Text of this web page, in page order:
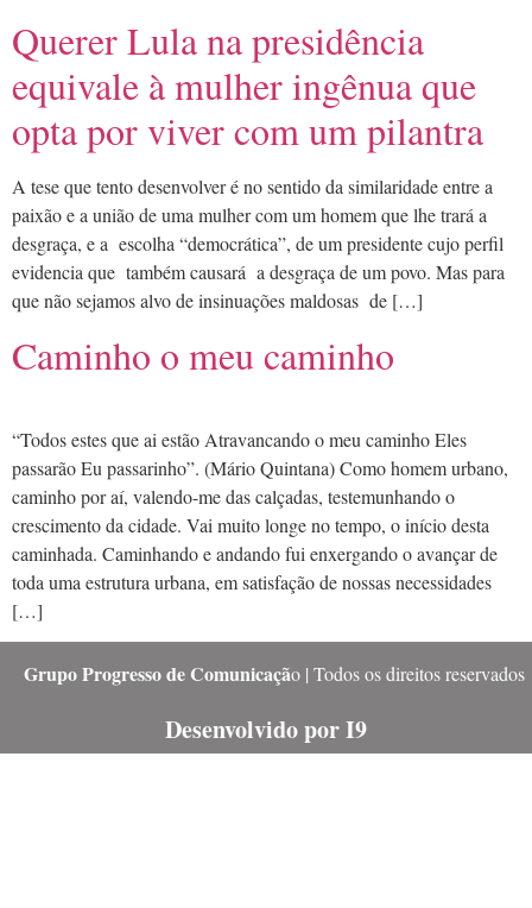
Querer Lula na presidência
equivale à mulher ingênua que
opta por viver com um pilantra
A tese que tento desenvolver é no sentido da similaridade entre a
paixão e a união de uma mulher com um homem que lhe trará a
desgraça, e a escolha “democrática”, de um presidente cujo perfil
evidencia que também causará a desgraça de um povo. Mas para
que não sejamos alvo de insinuações maldosas de […]
Caminho o meu caminho
“Todos estes que ai estão Atravancando o meu caminho Eles
passarão Eu passarinho”. (Mário Quintana) Como homem urbano,
caminho por aí, valendo-me das calçadas, testemunhando o
crescimento da cidade. Vai muito longe no tempo, o início desta
caminhada. Caminhando e andando fui enxergando o avançar de
toda uma estrutura urbana, em satisfação de nossas necessidades
[…]
Grupo Progresso de Comunicação | Todos os direitos reservados
Desenvolvido por I9